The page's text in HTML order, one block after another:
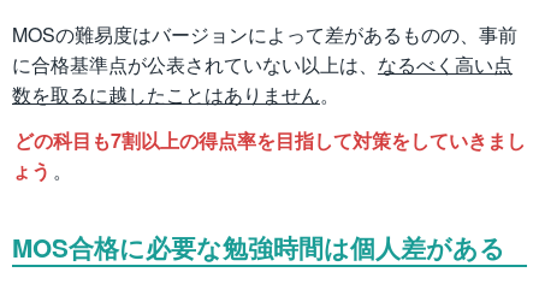
MOSの難易度はバージョンによって差があるものの、事前
に合格基準点が公表されていない以上は、 なるべく高い点
数を取るに越したことはありません。
どの科目も7割以上の得点率を目指して対策をしていきまし
ょう 。
MOS合格に必要な勉強時間は個人差がある